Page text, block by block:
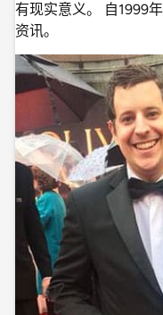
有现实意义。 自1999
资讯。